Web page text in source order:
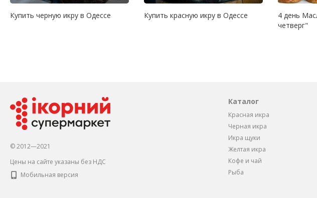
Купить черную икру в Одессе Купить красную икру в Одессе
4 день
четверг"
© 2012—2021
Цены на сайте указаны без НДС
Мобильная версия
Каталог
Красная икра
Черная икра
Икра щуки
Желтая икра
Кофе и чай
Рыба